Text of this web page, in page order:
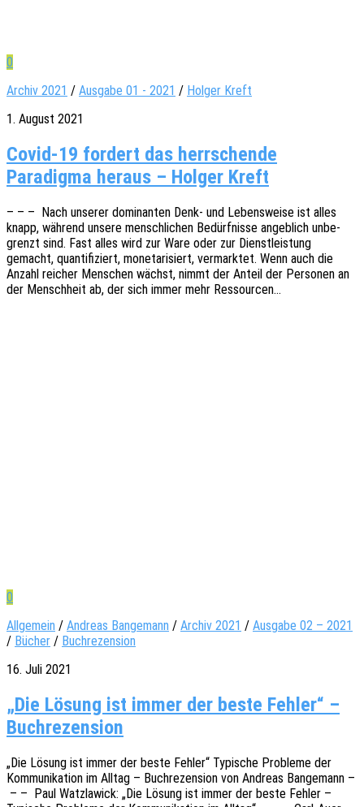
0
Archiv 2021 / Ausgabe 01 - 2021 / Holger Kreft
1. August 2021
Covid-19 fordert das herrschende
Paradigma heraus – Holger Kreft
– – – Nach unse­rer domi­nan­ten Denk- und Lebens­wei­se ist alles
knapp, während unsere mensch­li­chen Bedürf­nis­se angeb­lich unbe­
grenzt sind. Fast alles wird zur Ware oder zur Dienst­leis­tung
gemacht, quan­ti­fi­ziert, mone­ta­ri­siert, vermark­tet. Wenn auch die
Anzahl reicher Menschen wächst, nimmt der Anteil der Perso­nen an
der Mensch­heit ab, der sich immer mehr Ressourcen…
0
Allgemein / Andreas Bangemann / Archiv 2021 / Ausgabe 02 – 2021
/ Bücher / Buchrezension
16. Juli 2021
„Die Lösung ist immer der beste Fehler“ –
Buchrezension
„Die Lösung ist immer der beste Fehler“ Typi­sche Proble­me der
Kommu­ni­ka­ti­on im Alltag – Buch­re­zen­si­on von Andre­as Bange­mann –
– – Paul Watz­la­wick: „Die Lösung ist immer der beste Fehler –